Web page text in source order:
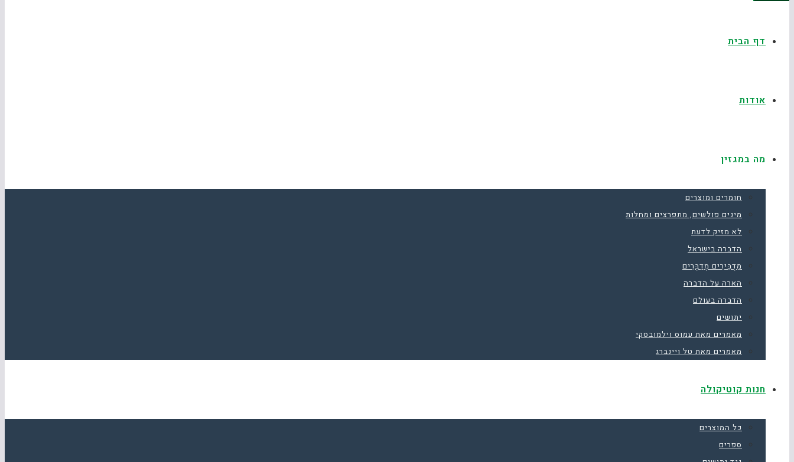
דף הבית
אודות
מה במגזין
חומרים ומוצרים
מינים פולשים, מתפרצים ומחלות
לא מזיק לדעת
הדברה בישראל
מַדְבִּירִים מְדַבְּרִים
הארה על הדברה
הדברה בעולם
יתושים
מאמרים מאת עמוס וילמובסקי
מאמרים מאת טל ויינברג
חנות קוטיקולה
כל המוצרים
ספרים